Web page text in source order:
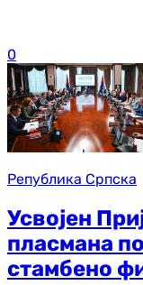
0
Република Српска
Усвојен
пласмана
стамбено